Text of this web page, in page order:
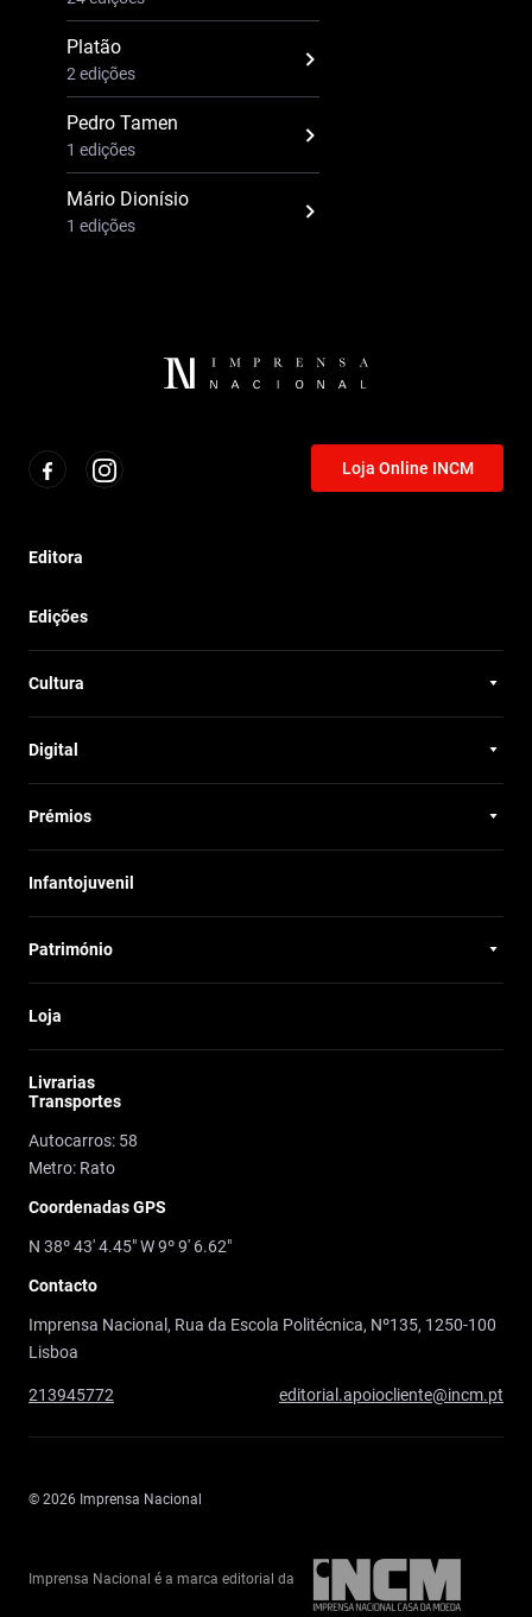
Platão
2 edições
Pedro Tamen
1 edições
Mário Dionísio
1 edições
Loja Online INCM
Editora
Edições
Cultura
Digital
Prémios
Infantojuvenil
Património
Loja
Livrarias
Transportes
Autocarros: 58
Metro: Rato
Coordenadas GPS
N 38º 43' 4.45" W 9º 9' 6.62"
Contacto
Imprensa Nacional, Rua da Escola Politécnica, Nº135, 1250-100
Lisboa
213945772 editorial.apoiocliente@incm.pt
© 2026 Imprensa Nacional
Imprensa Nacional é a marca editorial da